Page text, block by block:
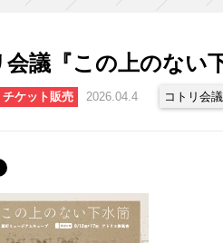
会議『この上のない
ケット販売 2026.04.4 コトリ会議